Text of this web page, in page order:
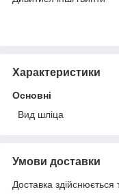
Характеристики
Основні
Вид шліца
Умови доставки
Доставка здійснюється